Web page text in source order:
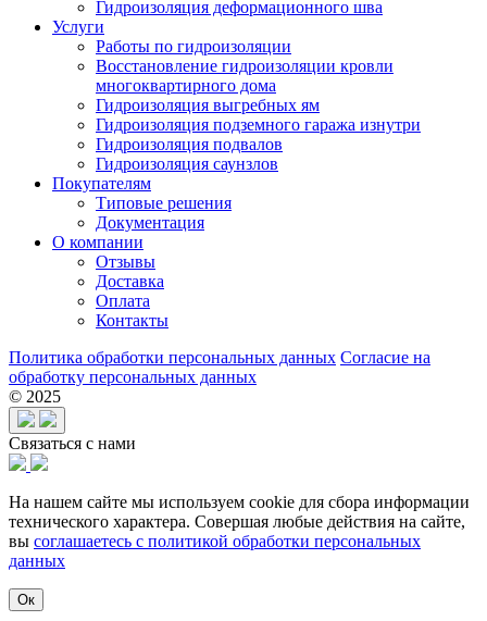
Гидроизоляция деформационного шва
Услуги
Работы по гидроизоляции
Восстановление гидроизоляции кровли
многоквартирного дома
Гидроизоляция выгребных ям
Гидроизоляция подземного гаража изнутри
Гидроизоляция подвалов
Гидроизоляция саунзлов
Покупателям
Типовые решения
Документация
О компании
Отзывы
Доставка
Оплата
Контакты
Политика обработки персональных данных Согласие на
обработку персональных данных
© 2025
Связаться с нами
На нашем сайте мы используем cookie для сбора информации
технического характера. Совершая любые действия на сайте,
вы соглашаетесь с политикой обработки персональных
данных
Ок